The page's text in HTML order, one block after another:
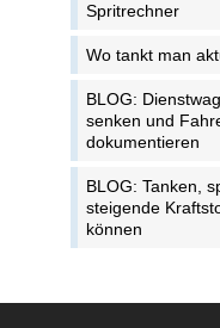
Spritrechner
Wo tankt man
BLOG:
senken und
dokumentieren
BLOG: Tanken,
steigende
können